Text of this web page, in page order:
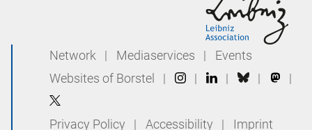
Network| Mediaservices
Events
Websites of Borstel
|
Privacy Policy Accessibility
Imprint